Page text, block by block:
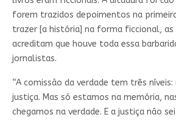
forem trazidos depoimentos na
trazer [a história] na forma ficcional, as
acreditam que houve toda essa
jornalistas.
“A comissão da verdade tem três
justiça. Mas só estamos na memória,
chegamos na verdade. E a justiça não